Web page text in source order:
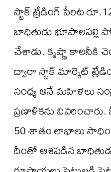
స్టాక్ ట్రేడింగ్ పేరిట
బాధితుడు భూపాలపల్లి
చేశాడు. కృష్ణా కాలనీకి
ద్వారా స్టాక్ మార్కెట్
సంధ్య అనే మహిళలు
ప్రణాళికను
50 శాతం లాభాలు
దీంతో ఆశపడిన